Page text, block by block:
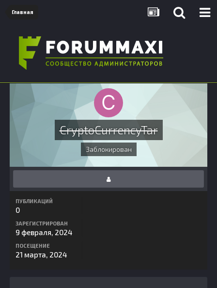
Главная
CryptoCurrencyTar
Заблокирован
ПУБЛИКАЦИЙ
0
ЗАРЕГИСТРИРОВАН
9 февраля, 2024
ПОСЕЩЕНИЕ
21 марта, 2024